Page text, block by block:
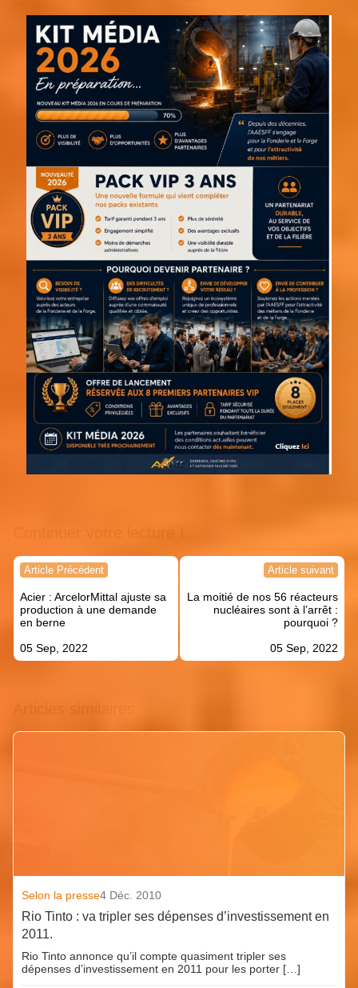
Navigation
l’article
Article Précédent
Acier : ArcelorMittal ajuste sa
production à une demande
en berne
05 Sep, 2022
Article suivant
La moitié de nos 56 réacteurs
nucléaires sont à l’arrêt :
pourquoi ?
05 Sep, 2022
Selon la presse4 Déc. 2010
Rio Tinto : va tripler ses dépenses d’investissement en
2011.
Rio Tinto annonce qu’il compte quasiment tripler ses
dépenses d’investissement en 2011 pour les porter […]